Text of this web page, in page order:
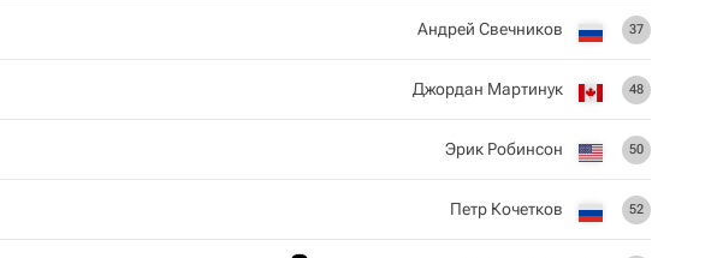
37
Андрей Свечников
48
Джордан Мартинук
50
Эрик Робинсон
52
Петр Кочетков